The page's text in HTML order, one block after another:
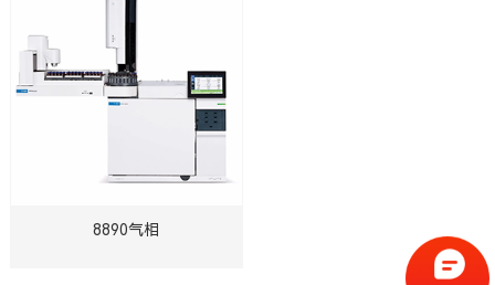
8890气相